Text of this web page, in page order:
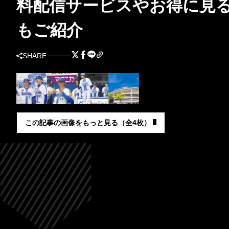
料配信サービスやお得に見
もご紹介
SHARE
この記事の画像をもっと見る（全4枚）